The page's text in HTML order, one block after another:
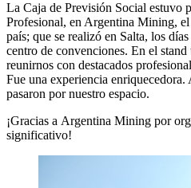
La Caja de Previsión Social estuvo
Profesional, en Argentina Mining,
país; que se realizó en Salta, los
centro de convenciones. En el
reunirnos con destacados
Fue una experiencia enriquecedora.
pasaron por nuestro espacio.
¡Gracias a Argentina Mining por
significativo!